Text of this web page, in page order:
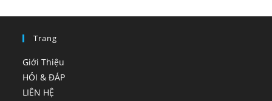
Trang
Giới Thiệu
HỎI & ĐÁP
LIÊN HỆ